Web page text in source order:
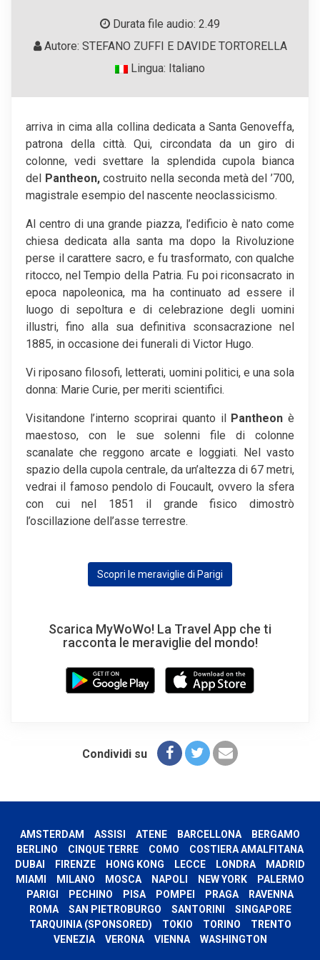
Durata file audio: 2.49
Autore: STEFANO ZUFFI E DAVIDE TORTORELLA
Lingua: Italiano
arriva in cima alla collina dedicata a Santa Genoveffa,
patrona della città. Qui, circondata da un giro di
colonne, vedi svettare la splendida cupola bianca
del
Pantheon,costruito nella seconda metà del ’700,
magistrale esempio del nascente neoclassicismo.
Al centro di una grande piazza, l’edificio è nato come
chiesa dedicata alla santa ma dopo la Rivoluzione
perse il carattere sacro, e fu trasformato, con qualche
ritocco, nel Tempio della Patria. Fu poi riconsacrato in
epoca napoleonica, ma ha continuato ad essere il
luogo di sepoltura e di celebrazione degli uomini
illustri, fino alla sua definitiva sconsacrazione nel
1885, in occasione dei funerali di Victor Hugo.
Vi riposano filosofi, letterati, uomini politici, e una sola
donna: Marie Curie, per meriti scientifici.
Visitandone l’interno scoprirai quanto il Pantheon è
maestoso, con le sue solenni file di colonne
scanalate che reggono arcate e loggiati. Nel vasto
spazio della cupola centrale, da un’altezza di 67 metri,
vedrai il famoso pendolo di Foucault, ovvero la sfera
con cui nel 1851 il grande fisico dimostrò
l’oscillazione dell’asse terrestre.
Scopri le meraviglie di Parigi
Scarica MyWoWo! La Travel App che ti
racconta le meraviglie del mondo!
Condividi su
AMSTERDAM ASSISI ATENE BARCELLONA
BERGAMO
BERLINO
CINQUE TERRE COMO
COSTIERA AMALFITANA
DUBAI
FIRENZE HONG KONG LECCE LONDRA
MADRID
MIAMI
MILANO MOSCA NAPOLI NEW YORK
PALERMO
PARIGI
PECHINO PISA POMPEI PRAGA
RAVENNA
ROMA
SAN PIETROBURGO SANTORINI
SINGAPORE
TARQUINIA (SPONSORED)
TOKIO TORINO
TRENTO
VENEZIA
VERONA VIENNA WASHINGTON